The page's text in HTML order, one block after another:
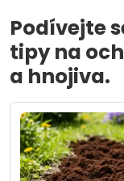
Podívejte
tipy na
a hnojiva.